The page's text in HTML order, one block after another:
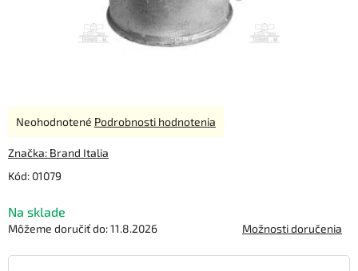
Kód: 01079
Na sklade
Môžeme doručiť do:11.8.2026 Možnosti doručenia
Priemerné
produktu
0,0
5
hviezdičiek.
Neohodnotené Podrobnosti hodnotenia
Značka: Brand Italia